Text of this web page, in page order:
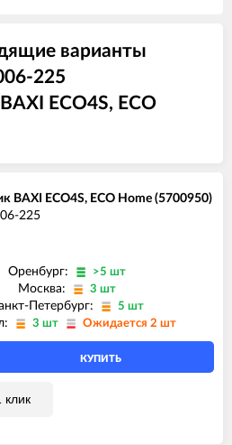
варианты
225
ECO4S, ECO
BAXI ECO4S, ECO Home (5700950)
225
Оренбург: >5 шт
Москва: 3 шт
Петербург: 5 шт
3 шт Ожидается 2 шт
КУПИТЬ
клик